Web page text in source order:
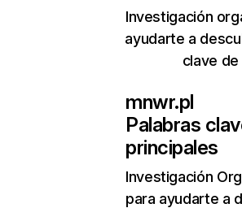
Investigación
ayudarte a
clave
mnwr.pl
Palabras
principales
Investigación
para ayudarte a